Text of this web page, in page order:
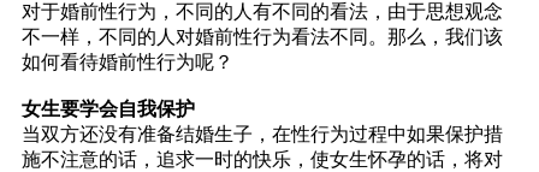
对于婚前性行为，不同的人有不同的看法，由于思想观念
不一样，不同的人对婚前性行为看法不同。那么，我们该
如何看待婚前性行为呢？
女生要学会自我保护
当双方还没有准备结婚生子，在性行为过程中如果保护措
施不注意的话，追求一时的快乐，使女生怀孕的话，将对